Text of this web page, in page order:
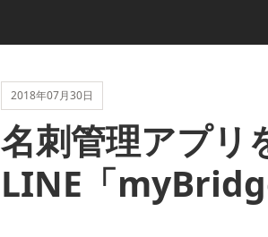
2018年07月30日
名刺管理アプ
LINE「